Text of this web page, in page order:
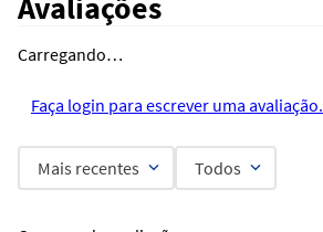
Carregando…
Faça login para escrever uma avaliação.
Mais recentes Todos